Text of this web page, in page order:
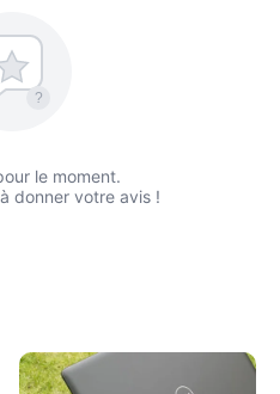
?
le moment.
donner votre avis !